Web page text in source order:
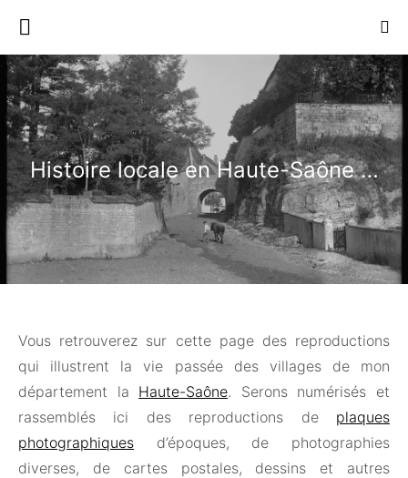
Histoire locale en Haute-Saône …
Vous retrouverez sur cette page des reproductions
qui illustrent la vie passée des villages de mon
département la Haute-Saône. Serons numérisés et
rassemblés ici des reproductions de plaques
photographiques d’époques, de photographies
diverses, de cartes postales, dessins et autres